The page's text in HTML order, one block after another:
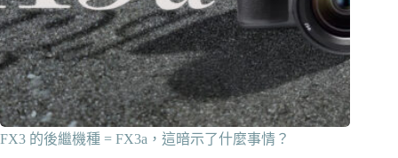
FX3 的後繼機種 = FX3a，這暗示了什麼事情？